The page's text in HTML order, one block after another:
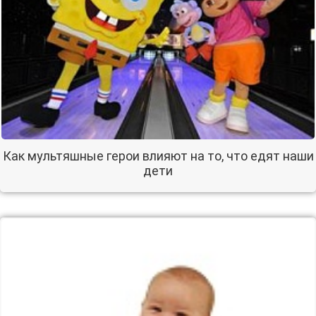
Как мультяшные герои влияют на то, что едят наши
дети